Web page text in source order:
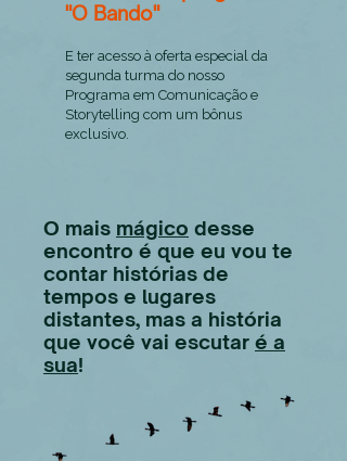
"O Bando"
E ter acesso à oferta especial da
segunda turma do nosso
Programa em Comunicação e
Storytelling com um bônus
exclusivo.
O mais mágico desse
encontro é que eu vou te
contar histórias de
tempos e lugares
distantes, mas a história
que você vai escutar é a
sua!